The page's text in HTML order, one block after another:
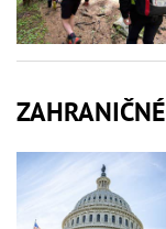
ZAHRANIČNÉ